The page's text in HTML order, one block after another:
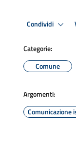
Condividi
Categorie:
Comune
Argomenti:
Comunicazione